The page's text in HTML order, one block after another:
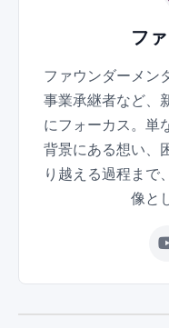
フ
ファウンダーメン
事業承継者など、
にフォーカス。単
背景にある想い、
り越える過程まで
像と